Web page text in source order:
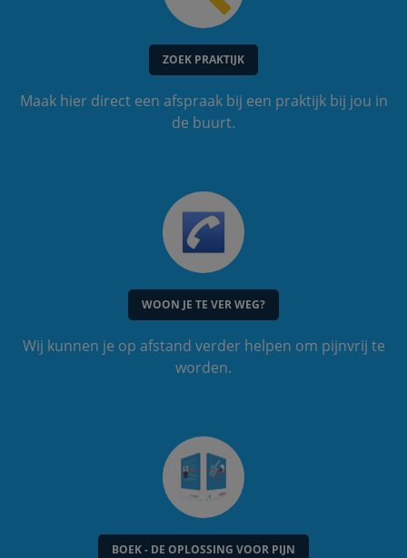
ZOEK PRAKTIJK
Maak hier direct een afspraak bij een praktijk bij jou in
de buurt.
WOON JE TE VER WEG?
Wij kunnen je op afstand verder helpen om pijnvrij te
worden.
BOEK - DE OPLOSSING VOOR PIJN